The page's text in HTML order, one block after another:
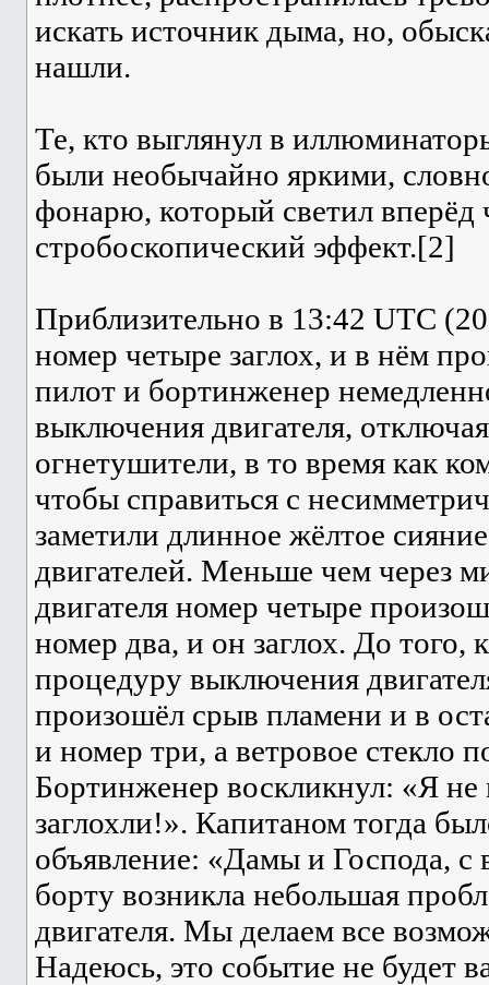
искать источник дыма, но,
нашли.
Те, кто выглянул в
были необычайно яркими,
фонарю, который светил вперёд
стробоскопический эффект.[2]
Приблизительно в 13:42 UTC
номер четыре заглох, и в нём
пилот и бортинженер
выключения двигателя,
огнетушители, в то время как
чтобы справиться с
заметили длинное жёлтое
двигателей. Меньше чем через
двигателя номер четыре
номер два, и он заглох. До того,
процедуру выключения
произошёл срыв пламени и в
и номер три, а ветровое стекло
Бортинженер воскликнул: «Я
заглохли!». Капитаном тогда
объявление: «Дамы и Господа, с
борту возникла небольшая
двигателя. Мы делаем все
Надеюсь, это событие не будет